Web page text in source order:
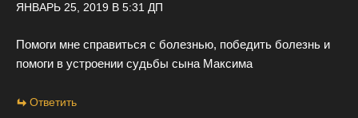
ЯНВАРЬ 25, 2019 В 5:31 ДП
Помоги мне справиться с болезнью, победить болезнь и
помоги в устроении судьбы сына Максима
Ответить